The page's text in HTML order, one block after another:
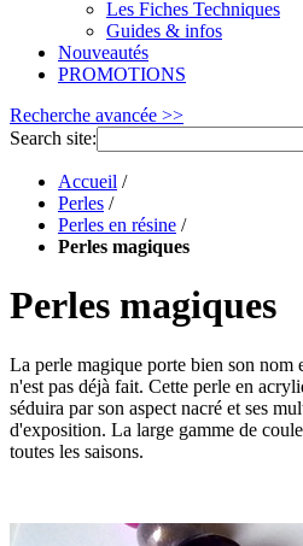
Les Fiches Techniques
Guides & infos
Nouveautés
PROMOTIONS
Recherche avancée >>
Search site:
Accueil /
Perles /
Perles en résine /
Perles magiques
Perles magiques
La perle magique porte bien son nom
n'est pas déjà fait. Cette perle en
séduira par son aspect nacré et ses
d'exposition. La large gamme de
toutes les saisons.